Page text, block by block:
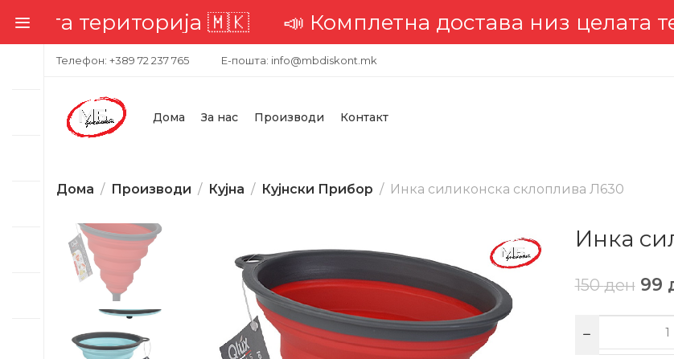
🇲🇰📣 Комплетна достава низ целата
Телефон: +389 72 237 765 Е-пошта: info@mbdiskont.mk
Дома За нас Производи Контакт
Дома Производи Кујна Кујнски Прибор Инка силиконска склоплива Л630
Инка
150ден 99